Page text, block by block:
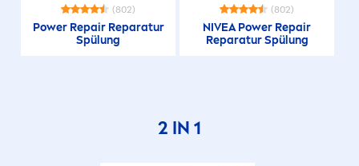
(802)
Power RepairReparatur
Spülung
(802)
NIVEAPower Repair
Reparatur Spülung
2 IN 1